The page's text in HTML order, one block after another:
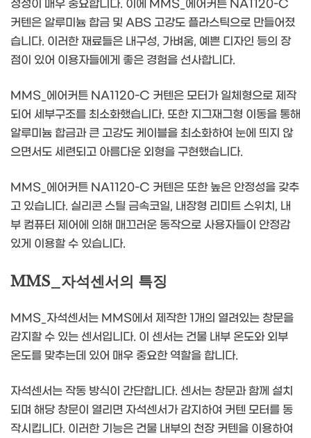
정성이 매우 중요합니다. 이에 MMS_에어커튼 NA1120-C
커텐은 알루미늄 합금 및 ABS 고강도 플라스틱으로 만들어졌
습니다. 이러한 재료들은 내구성, 가벼움, 예쁜 디자인 등의 장
점이 있어 이용자들에게 좋은 경험을 선사합니다.
MMS_에어커튼 NA1120-C 커텐은 모터가 일체형으로 제작
되어 세부구조를 최소화했습니다. 또한 지그재그형 이동을 통해
알루미늄 합금과 큰 고강도 케이블을 최소화하여 눈에 띄지 않
으면서도 세련되고 아름다운 외형을 구현했습니다.
MMS_에어커튼 NA1120-C 커텐은 또한 높은 안정성을 갖추
고 있습니다. 실리콘 스틸 금속코일, 내장형 리미트 스위치, 내
부 컴퓨터 제어에 의해 매끄러운 동작으로 사용자들이 안정감
있게 이용할 수 있습니다.
MMS_자석센서의 특징
MMS_자석센서는 MMS에서 제작한 1개의 열려있는 창문을
감지할 수 있는 센서입니다. 이 센서는 건물 내부 온도와 외부
온도를 맞추는데 있어 매우 중요한 역할을 합니다.
자석센서는 작동 방식이 간단합니다. 센서는 창문과 함께 설치
되며 해당 창문이 열리면 자석센서가 감지하여 커텐 모터를 동
작시킵니다. 이러한 기능은 건물 내부의 천장 커텐을 이용하여